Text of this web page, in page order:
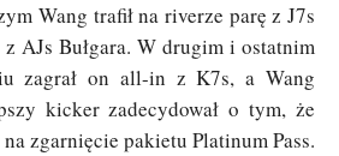
Wang trafił na riverze parę z J7s
AJs Bułgara. W drugim i ostatnim
zagrał on all-in z K7s, a Wang
kicker zadecydował o tym, że
zgarnięcie pakietu Platinum Pass.